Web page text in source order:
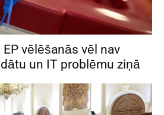
vēlēšanās vēl nav
un IT problēmu ziņā